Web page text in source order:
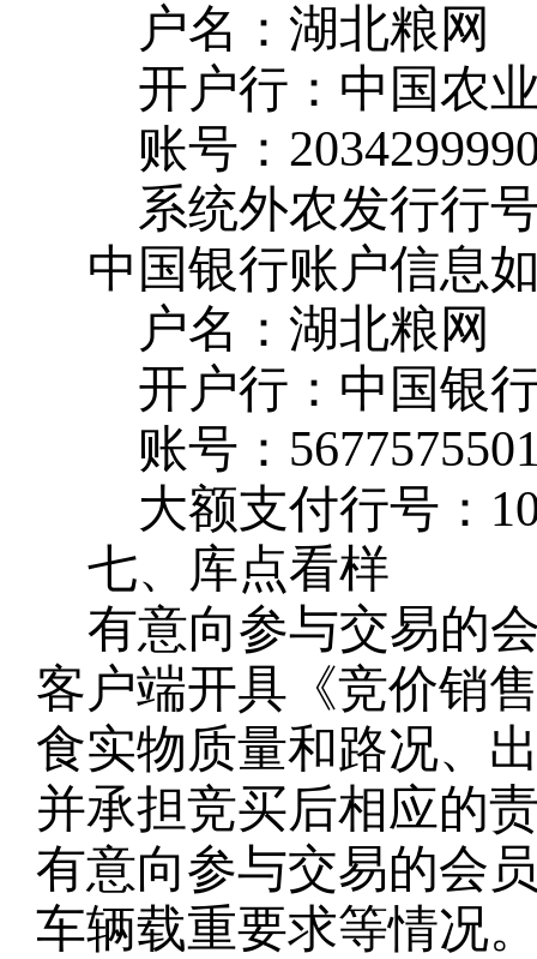
户名：湖北粮网
开户行：中国农
账号：
系统外农发行行
中国银行账户信息
户名：湖北粮网
开户行：中国银
账号：
大额支付行号：
七、库点看样
有意向参与交易的
客户端开具《竞价销
食实物质量和路况、
并承担竞买后相应的
有意向参与交易的会
车辆载重要求等情况